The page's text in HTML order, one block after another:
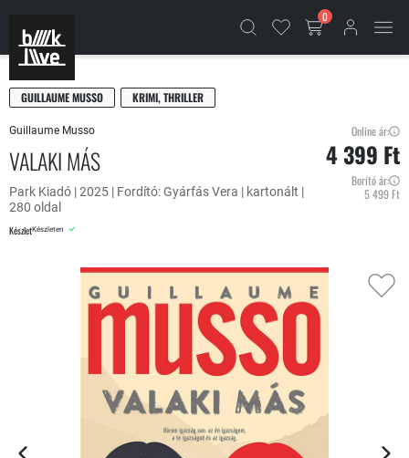
0
GUILLAUME MUSSO KRIMI, THRILLER
Guillaume Musso
VALAKI MÁS
Park Kiadó | 2025 | Fordító: Gyárfás Vera | kartonált |
280 oldal
KészletKészleten
Online ár:
4 399 Ft
Borító ár:
5 499 Ft